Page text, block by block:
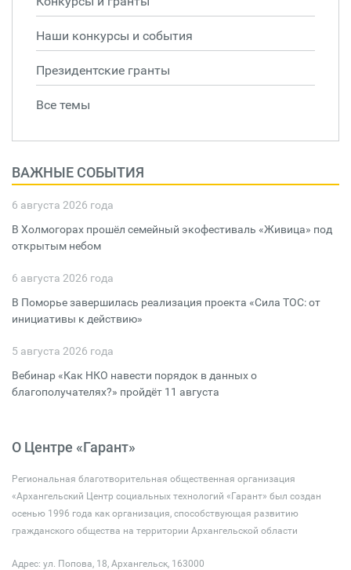
Наши конкурсы и события
Президентские гранты
Все темы
ВАЖНЫЕ СОБЫТИЯ
6 августа 2026 года
В Холмогорах прошёл семейный экофестиваль «Живица» под
открытым небом
6 августа 2026 года
В Поморье завершилась реализация проекта «Сила ТОС: от
инициативы к действию»
5 августа 2026 года
Вебинар «Как НКО навести порядок в данных о
благополучателях?» пройдёт 11 августа
О Центре «Гарант»
Региональная благотворительная общественная организация
«Архангельский Центр социальных технологий «Гарант» был создан
осенью 1996 года как организация, способствующая развитию
гражданского общества на территории Архангельской области
Адрес: ул. Попова, 18, Архангельск, 163000